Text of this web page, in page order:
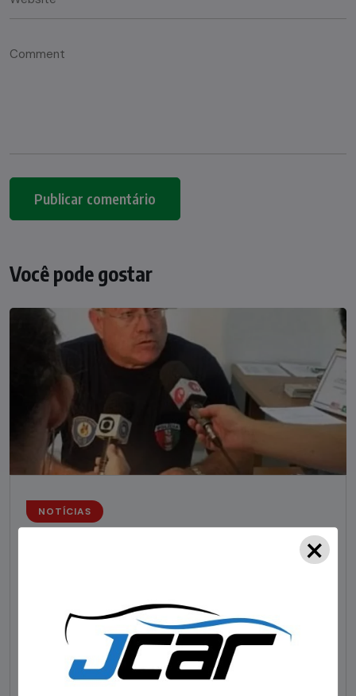
Você pode gostar
NOTÍCIAS
Foragido pela morte de delegado aposentado
29/01/2023
Um dos dois foragidos investigados pelo latrocínio de
um delegado aposentado em um bar de Criciúma, no
Sul catarinense, foi
×